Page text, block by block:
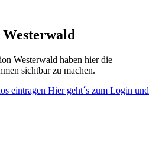
Westerwald haben hier die
sichtbar zu machen.
eintragen Hier geht´s zum Login und